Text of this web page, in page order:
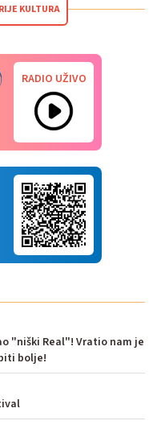
KULTURA
RADIO UŽIVO
"niški Real"! Vratio nam je
bolje!